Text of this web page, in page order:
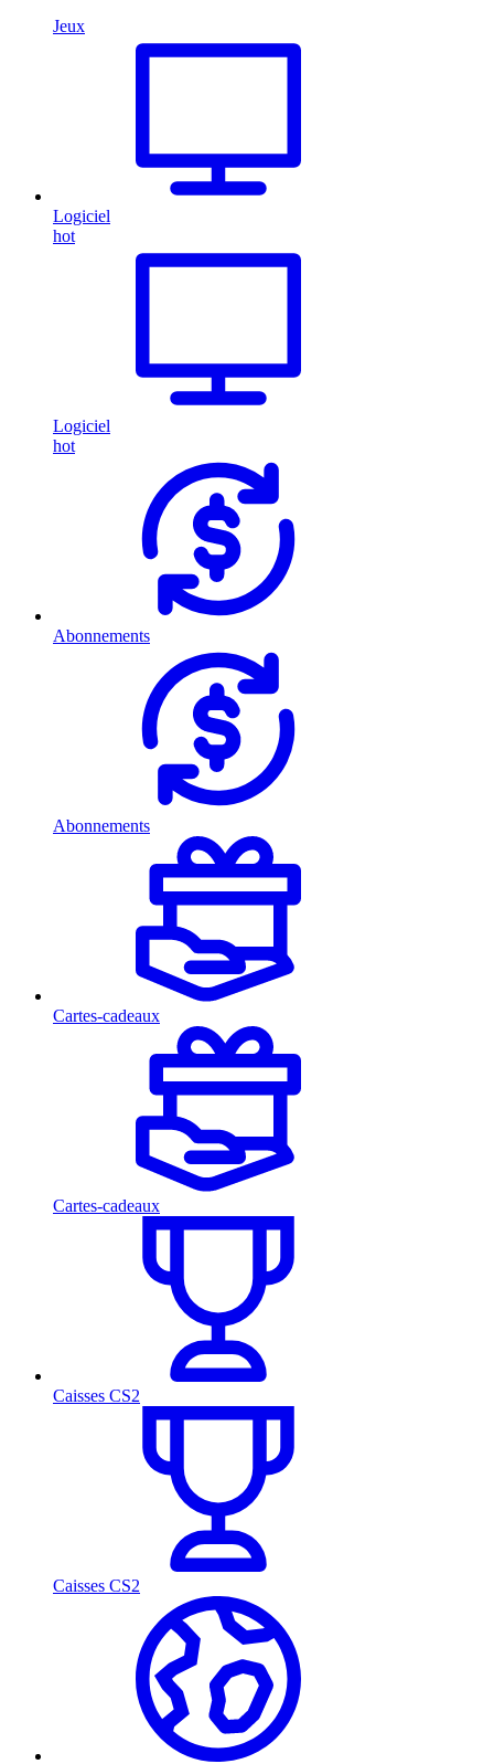
Jeux
Logiciel
hot
Logiciel
hot
Abonnements
Abonnements
Cartes-cadeaux
Cartes-cadeaux
Caisses CS2
Caisses CS2